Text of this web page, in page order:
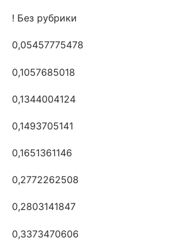
! Без рубрики
0,05457775478
0,1057685018
0,1344004124
0,1493705141
0,1651361146
0,2772262508
0,2803141847
0,3373470606